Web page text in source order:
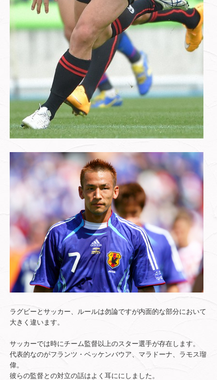
ラグビーとサッカー、ルールは勿論ですが内面的な部分において
大きく違います。
サッカーでは時にチーム監督以上のスター選手が存在します。
代表的なのがフランツ・ベッケンバウア、マラドーナ、ラモス瑠
偉。
彼らの監督との対立の話はよく耳ににしました。